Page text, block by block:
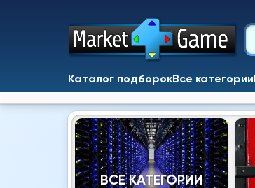
Каталог подборокВсе категории
ВСЕ КАТЕГОРИИ